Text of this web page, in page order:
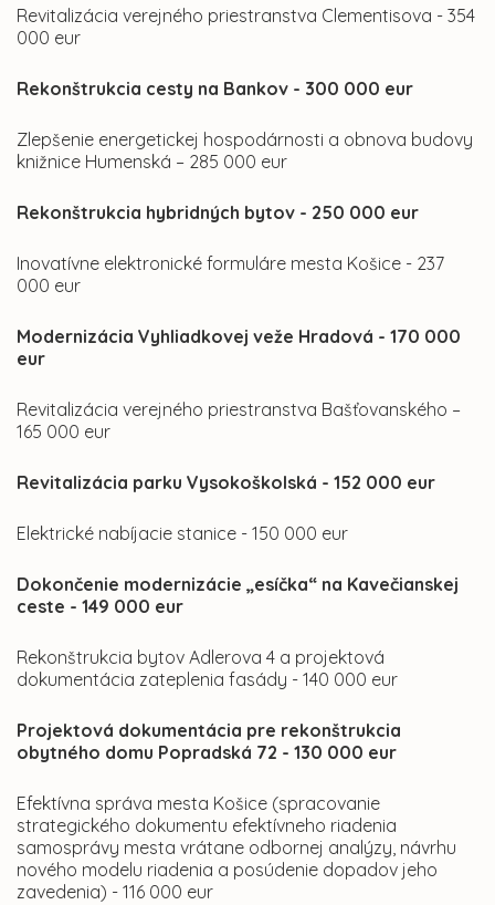
Revitalizácia verejného priestranstva Clementisova - 354
000 eur
Rekonštrukcia cesty na Bankov - 300 000 eur
Zlepšenie energetickej hospodárnosti a obnova budovy
knižnice Humenská – 285 000 eur
Rekonštrukcia hybridných bytov - 250 000 eur
Inovatívne elektronické formuláre mesta Košice - 237
000 eur
Modernizácia Vyhliadkovej veže Hradová - 170 000
eur
Revitalizácia verejného priestranstva Bašťovanského –
165 000 eur
Revitalizácia parku Vysokoškolská - 152 000 eur
Elektrické nabíjacie stanice - 150 000 eur
Dokončenie modernizácie „esíčka“ na Kavečianskej
ceste - 149 000 eur
Rekonštrukcia bytov Adlerova 4 a projektová
dokumentácia zateplenia fasády - 140 000 eur
Projektová dokumentácia pre rekonštrukcia
obytného domu Popradská 72 - 130 000 eur
Efektívna správa mesta Košice (spracovanie
strategického dokumentu efektívneho riadenia
samosprávy mesta vrátane odbornej analýzy, návrhu
nového modelu riadenia a posúdenie dopadov jeho
zavedenia) - 116 000 eur